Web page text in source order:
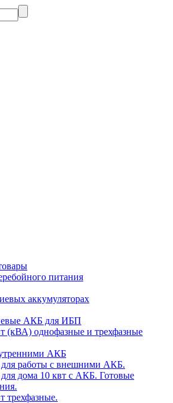
питания
аккумуляторах
АКБ для ИБП
(кВА) однофазные и трехфазные
АКБ
работы с внешними АКБ.
дома 10 квт с АКБ. Готовые
трехфазные.